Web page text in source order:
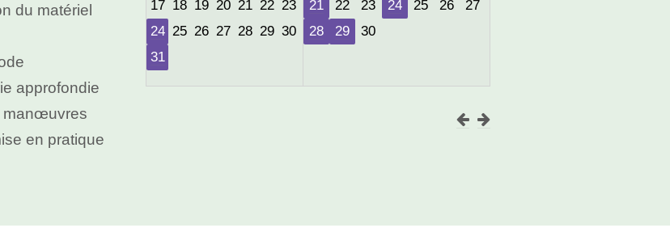
du matériel
approfondie
manœuvres
en pratique
17 18 19 20 21 22 23
24 25 26 27 28 29 30
31
21
22 23 24 25 26
27
28
29 30